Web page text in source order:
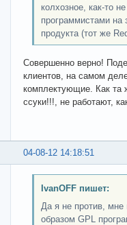
колхозное, как-то
программистами на
продукта (тот же
Совершенно верно!
клиентов, на самом
комплектующие. Как та
ссуки!!!, не работают,
04-08-12 14:18:51
IvanOFF пишет:
Да я не против, мне
образом GPL